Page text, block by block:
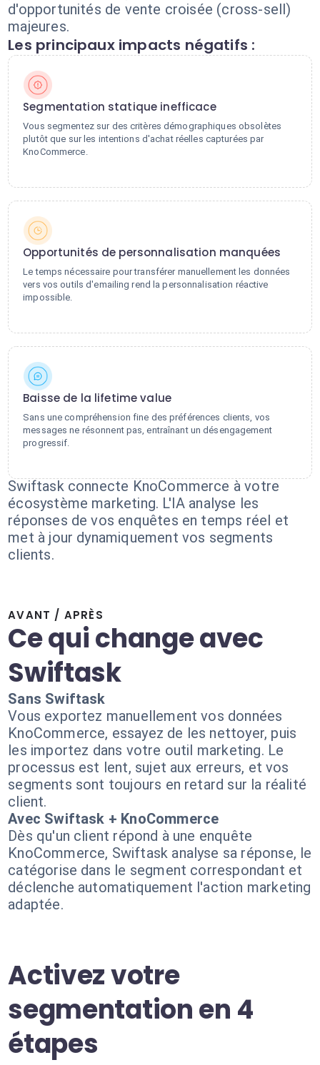
d'opportunités de vente croisée (cross-sell)
majeures.
Les principaux impacts négatifs :
Segmentation statique inefficace
Vous segmentez sur des critères démographiques obsolètes
plutôt que sur les intentions d'achat réelles capturées par
KnoCommerce.
Opportunités de personnalisation manquées
Le temps nécessaire pour transférer manuellement les données
vers vos outils d'emailing rend la personnalisation réactive
impossible.
Baisse de la lifetime value
Sans une compréhension fine des préférences clients, vos
messages ne résonnent pas, entraînant un désengagement
progressif.
Swiftask connecte KnoCommerce à votre
écosystème marketing. L'IA analyse les
réponses de vos enquêtes en temps réel et
met à jour dynamiquement vos segments
clients.
AVANT / APRÈS
Ce qui change avec
Swiftask
Sans Swiftask
Vous exportez manuellement vos données
KnoCommerce, essayez de les nettoyer, puis
les importez dans votre outil marketing. Le
processus est lent, sujet aux erreurs, et vos
segments sont toujours en retard sur la réalité
client.
Avec Swiftask + KnoCommerce
Dès qu'un client répond à une enquête
KnoCommerce, Swiftask analyse sa réponse, le
catégorise dans le segment correspondant et
déclenche automatiquement l'action marketing
adaptée.
Activez votre
segmentation en 4
étapes